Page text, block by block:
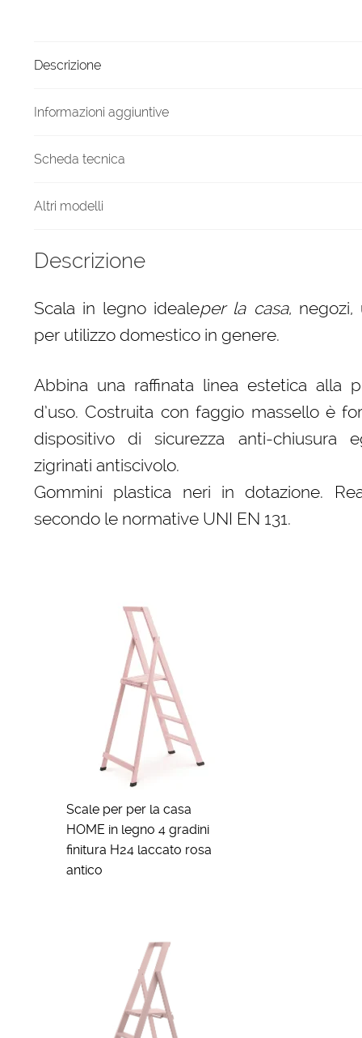
gradini
H24
Descrizione
Informazioni aggiuntive
Scheda tecnica
Altri modelli
Descrizione
Scala in legno idealeper la casa, negozi,
per utilizzo domestico in genere.
Abbina una raffinata linea estetica alla
d’uso. Costruita con faggio massello è
dispositivo di sicurezza anti-chiusura
zigrinati antiscivolo.
Gommini plastica neri in dotazione.
secondo le normative UNI EN 131.
Scale per per la casa
HOME in legno 4 gradini
finitura H24 laccato rosa
antico